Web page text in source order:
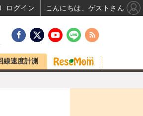
線速度計測
ログイン こんにちは、ゲストさん